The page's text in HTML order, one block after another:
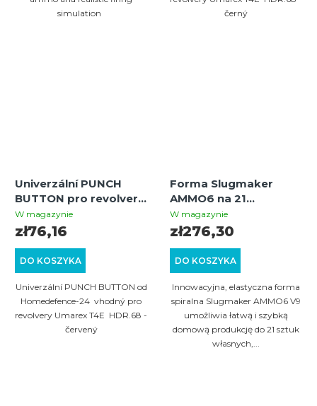
simulation
černý
Univerzální PUNCH
BUTTON pro revolvery
Umarex T4E
HDR/TR.68 - červený
W magazynie
DO KOSZYKA
zł76,16
Univerzální PUNCH BUTTON od
Homedefence-24 vhodný pro
revolvery Umarex T4E HDR.68 -
červený
Forma Slugmaker
AMMO6 na 21
pocisków HDR.68 do
własnej produkcji
W magazynie
DO KOSZYKA
zł276,30
Innowacyjna, elastyczna forma
spiralna Slugmaker AMMO6 V9
umożliwia łatwą i szybką
domową produkcję do 21 sztuk
własnych,...